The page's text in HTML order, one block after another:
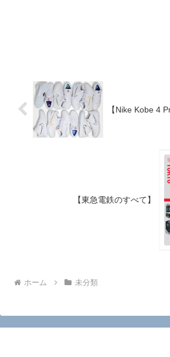
【Nike Kobe 4
【東急電鉄のすべて】
ホーム 未分類